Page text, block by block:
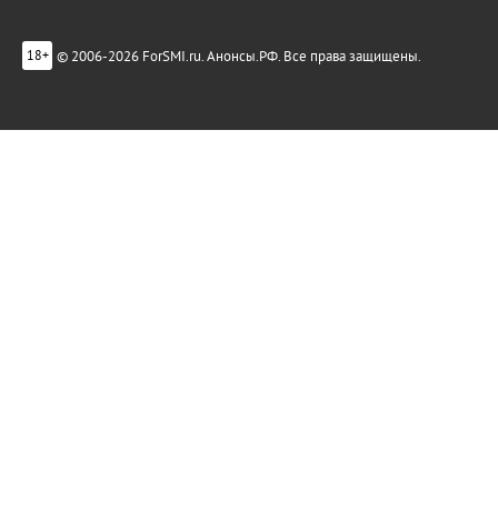
18+ © 2006-2026 ForSMI.ru. Анонсы.РФ. Все права защищены.